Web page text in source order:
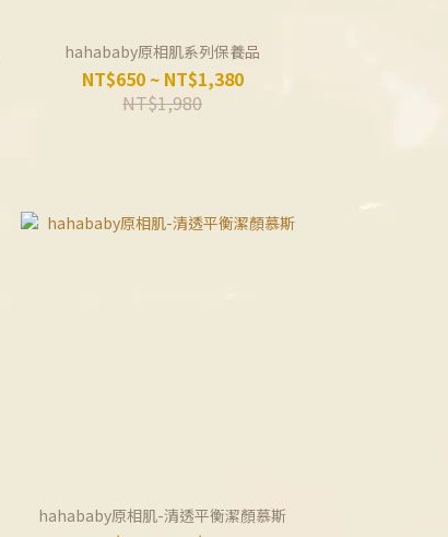
hahababy原相肌系列保養品
NT$650 ~ NT$1,380
NT$1,980
hahababy原相肌-清透平衡潔顏慕斯